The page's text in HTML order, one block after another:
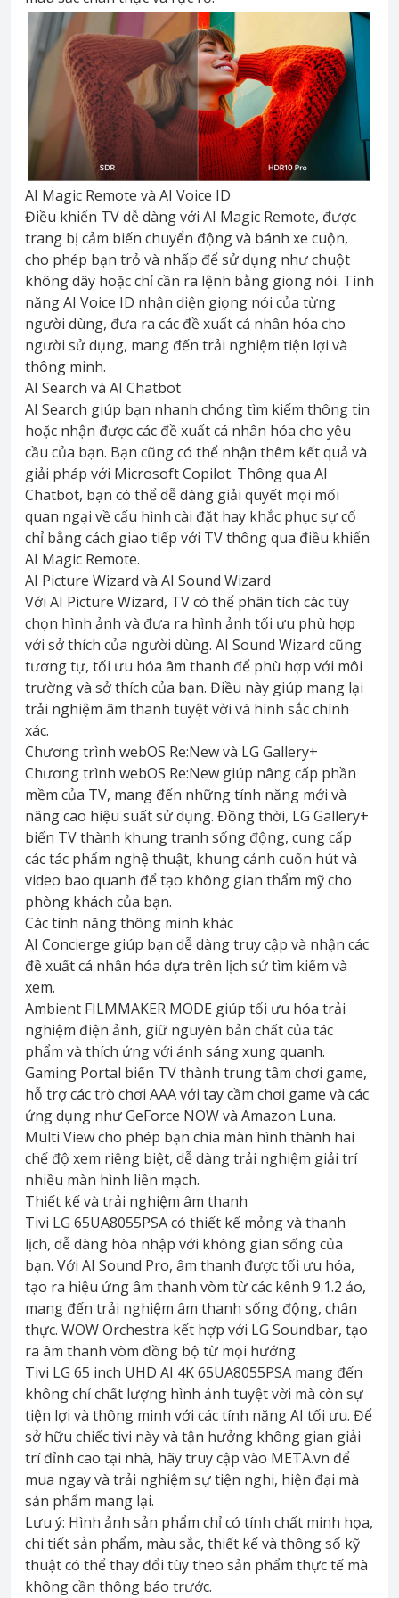
AI Magic Remote và AI Voice ID
Điều khiển TV dễ dàng với AI Magic Remote, được
trang bị cảm biến chuyển động và bánh xe cuộn,
cho phép bạn trỏ và nhấp để sử dụng như chuột
không dây hoặc chỉ cần ra lệnh bằng giọng nói. Tính
năng AI Voice ID nhận diện giọng nói của từng
người dùng, đưa ra các đề xuất cá nhân hóa cho
người sử dụng, mang đến trải nghiệm tiện lợi và
thông minh.
AI Search và AI Chatbot
AI Search giúp bạn nhanh chóng tìm kiếm thông tin
hoặc nhận được các đề xuất cá nhân hóa cho yêu
cầu của bạn. Bạn cũng có thể nhận thêm kết quả và
giải pháp với Microsoft Copilot. Thông qua AI
Chatbot, bạn có thể dễ dàng giải quyết mọi mối
quan ngại về cấu hình cài đặt hay khắc phục sự cố
chỉ bằng cách giao tiếp với TV thông qua điều khiển
AI Magic Remote.
AI Picture Wizard và AI Sound Wizard
Với AI Picture Wizard, TV có thể phân tích các tùy
chọn hình ảnh và đưa ra hình ảnh tối ưu phù hợp
với sở thích của người dùng. AI Sound Wizard cũng
tương tự, tối ưu hóa âm thanh để phù hợp với môi
trường và sở thích của bạn. Điều này giúp mang lại
trải nghiệm âm thanh tuyệt vời và hình sắc chính
xác.
Chương trình webOS Re:New và LG Gallery+
Chương trình webOS Re:New giúp nâng cấp phần
mềm của TV, mang đến những tính năng mới và
nâng cao hiệu suất sử dụng. Đồng thời, LG Gallery+
biến TV thành khung tranh sống động, cung cấp
các tác phẩm nghệ thuật, khung cảnh cuốn hút và
video bao quanh để tạo không gian thẩm mỹ cho
phòng khách của bạn.
Các tính năng thông minh khác
AI Concierge giúp bạn dễ dàng truy cập và nhận các
đề xuất cá nhân hóa dựa trên lịch sử tìm kiếm và
xem.
Ambient FILMMAKER MODE giúp tối ưu hóa trải
nghiệm điện ảnh, giữ nguyên bản chất của tác
phẩm và thích ứng với ánh sáng xung quanh.
Gaming Portal biến TV thành trung tâm chơi game,
hỗ trợ các trò chơi AAA với tay cầm chơi game và các
ứng dụng như GeForce NOW và Amazon Luna.
Multi View cho phép bạn chia màn hình thành hai
chế độ xem riêng biệt, dễ dàng trải nghiệm giải trí
nhiều màn hình liền mạch.
Thiết kế và trải nghiệm âm thanh
Tivi LG 65UA8055PSA có thiết kế mỏng và thanh
lịch, dễ dàng hòa nhập với không gian sống của
bạn. Với AI Sound Pro, âm thanh được tối ưu hóa,
tạo ra hiệu ứng âm thanh vòm từ các kênh 9.1.2 ảo,
mang đến trải nghiệm âm thanh sống động, chân
thực. WOW Orchestra kết hợp với LG Soundbar, tạo
ra âm thanh vòm đồng bộ từ mọi hướng.
Tivi LG 65 inch UHD AI 4K 65UA8055PSA mang đến
không chỉ chất lượng hình ảnh tuyệt vời mà còn sự
tiện lợi và thông minh với các tính năng AI tối ưu. Để
sở hữu chiếc tivi này và tận hưởng không gian giải
trí đỉnh cao tại nhà, hãy truy cập vào META.vn để
mua ngay và trải nghiệm sự tiện nghi, hiện đại mà
sản phẩm mang lại.
Lưu ý: Hình ảnh sản phẩm chỉ có tính chất minh họa,
chi tiết sản phẩm, màu sắc, thiết kế và thông số kỹ
thuật có thể thay đổi tùy theo sản phẩm thực tế mà
không cần thông báo trước.